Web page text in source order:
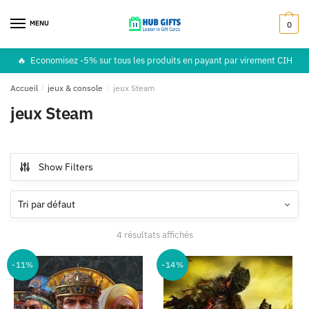
MENU 0
🔥 Economisez -5% sur tous les produits en payant par virement CIH
Accueil / jeux & console / jeux Steam
jeux Steam
Show Filters
4 résultats affichés
-11% -14%